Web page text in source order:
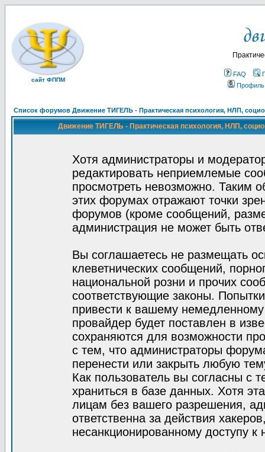
сайт ФППМ
FAQ
Профиль
Список форумов Движение ТИГЕЛЬ - Практическая психология, НЛП,
Движение ТИГЕЛЬ - Практическая психология, НЛП,
Хотя администраторы и
редактировать неприемлемые
просмотреть невозможно. Таким
этих форумах отражают точки
форумов (кроме сообщений,
администрация не может быть
Вы соглашаетесь не размещать
клеветнических сообщений,
национальной розни и прочих
соответствующие законы.
привести к вашему
провайдер будет поставлен в
сохраняются для возможности
с тем, что администраторы
перенести или закрыть любую
Как пользователь вы согласны с
храниться в базе данных. Хотя
лицам без вашего разрешения,
ответственна за действия
несанкционированному доступу к